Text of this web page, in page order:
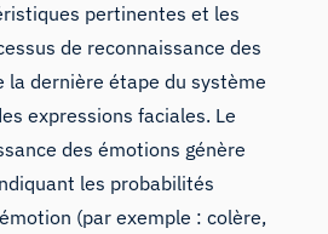
pertinentes et les
de reconnaissance des
la dernière étape du système
expressions faciales. Le
des émotions génère
les probabilités
(par exemple : colère,